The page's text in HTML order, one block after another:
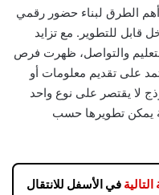
أهم الطرق لبناء حضور رقمي
قابل للتطوير. مع تزايد
والتواصل، ظهرت فرص
على تقديم معلومات أو
لا يقتصر على نوع واحد
يمكن تطويرها حسب
في الأسفل للانتقال